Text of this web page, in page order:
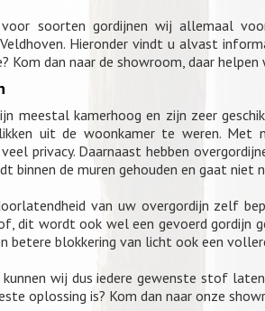
soorten gordijnen wij allemaal
Hieronder vindt u alvast
Kom dan naar de showroom, daar helpen
meestal kamerhoog en zijn zeer
uit de woonkamer te weren.
privacy. Daarnaast hebben
binnen de muren gehouden en gaat niet
van uw overgordijn zelf
dit wordt ook wel een gevoerd gordijn
betere blokkering van licht ook een
kunnen wij dus iedere gewenste stof
oplossing is? Kom dan naar onze